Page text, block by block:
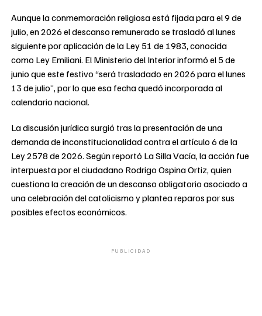
Aunque la conmemoración religiosa está fijada para el 9 de
julio, en 2026 el descanso remunerado se trasladó al lunes
siguiente por aplicación de la Ley 51 de 1983, conocida
como Ley Emiliani. El Ministerio del Interior informó el 5 de
junio que este festivo “será trasladado en 2026 para el lunes
13 de julio”, por lo que esa fecha quedó incorporada al
calendario nacional.
La discusión jurídica surgió tras la presentación de una
demanda de inconstitucionalidad contra el artículo 6 de la
Ley 2578 de 2026. Según reportó La Silla Vacía, la acción fue
interpuesta por el ciudadano Rodrigo Ospina Ortiz, quien
cuestiona la creación de un descanso obligatorio asociado a
una celebración del catolicismo y plantea reparos por sus
posibles efectos económicos.
PUBLICIDAD